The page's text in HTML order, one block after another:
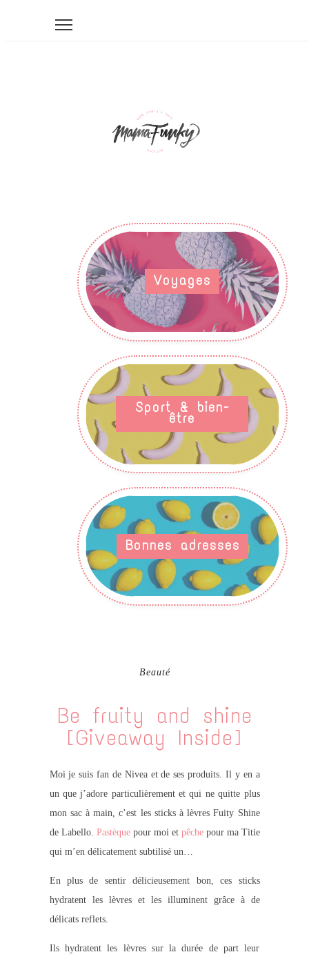
Voyages
Sport & bien-
être
Bonnes adresses
Beauté
Be fruity and shine
[Giveaway Inside]
Moi je suis fan de Nivea et de ses produits. Il y en a
un que j’adore particulièrement et qui ne quitte plus
mon sac à main, c’est les sticks à lèvres Fuity Shine
de Labello. Pastèquepour moi et pêchepour ma Titie
qui m’en délicatement subtilisé un…
En plus de sentir délicieusement bon, ces sticks
hydratent les lèvres et les illuminent grâce à de
délicats reflets.
Ils hydratent les lèvres sur la durée de part leur